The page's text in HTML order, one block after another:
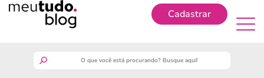
Cadastrar